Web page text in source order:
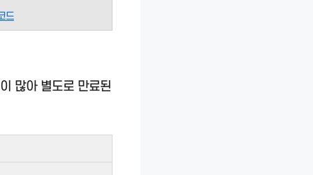
드
많아 별도로 만료된